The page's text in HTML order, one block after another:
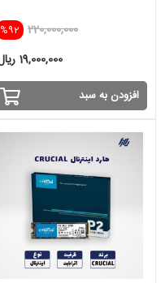
%92 220,000,000
19,000,000 ریال
افزودن به سبد